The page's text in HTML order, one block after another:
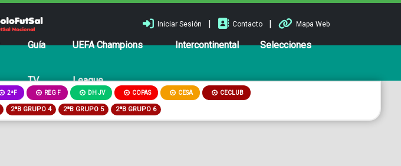
Iniciar Sesión | Contacto | Mapa Web
Guía
TV
UEFA Champions
League
Intercontinental Selecciones
2ªF REG F DH JV COPAS CESA CECLUB
2ªB GRUPO 4 2ªB GRUPO 5 2ªB GRUPO 6